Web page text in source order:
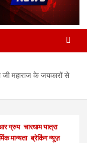
जी महाराज के जयकारों से
ग्रुप चारधाम यात्रा
मान्यता ब्रेकिंग न्यूज़